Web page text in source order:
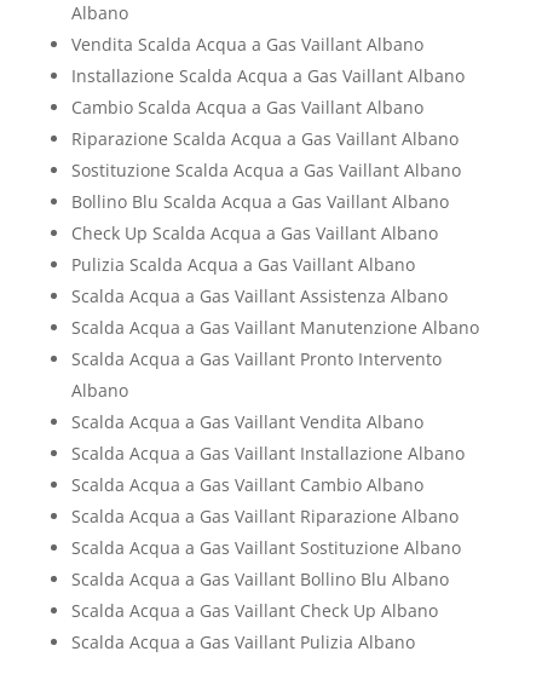
Albano
Vendita Scalda Acqua a Gas Vaillant Albano
Installazione Scalda Acqua a Gas Vaillant Albano
Cambio Scalda Acqua a Gas Vaillant Albano
Riparazione Scalda Acqua a Gas Vaillant Albano
Sostituzione Scalda Acqua a Gas Vaillant Albano
Bollino Blu Scalda Acqua a Gas Vaillant Albano
Check Up Scalda Acqua a Gas Vaillant Albano
Pulizia Scalda Acqua a Gas Vaillant Albano
Scalda Acqua a Gas Vaillant Assistenza Albano
Scalda Acqua a Gas Vaillant Manutenzione Albano
Scalda Acqua a Gas Vaillant Pronto Intervento
Albano
Scalda Acqua a Gas Vaillant Vendita Albano
Scalda Acqua a Gas Vaillant Installazione Albano
Scalda Acqua a Gas Vaillant Cambio Albano
Scalda Acqua a Gas Vaillant Riparazione Albano
Scalda Acqua a Gas Vaillant Sostituzione Albano
Scalda Acqua a Gas Vaillant Bollino Blu Albano
Scalda Acqua a Gas Vaillant Check Up Albano
Scalda Acqua a Gas Vaillant Pulizia Albano